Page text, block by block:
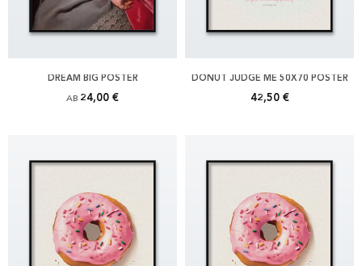
DREAM BIG POSTER
AB 24,00 €
DONUT JUDGE ME 50X70 POSTER
42,50 €